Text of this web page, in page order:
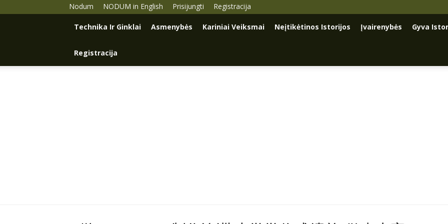
Nodum NODUM in English Prisijungti Registracija
Technika Ir Ginklai Asmenybės Kariniai Veiksmai Neįtikėtinos Istorijos Įvairenybės Gyva
Registracija